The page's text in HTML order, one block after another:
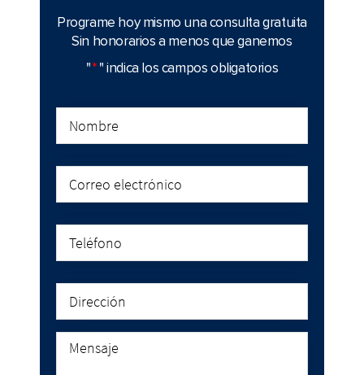
Programe hoy mismo una consulta gratuita
Sin honorarios a menos que ganemos
"* " indica los campos obligatorios